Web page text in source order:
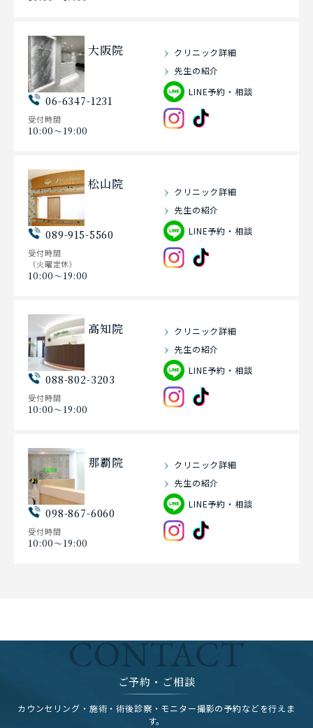
大阪院
06-6347-1231
受付時間
10:00〜19:00
クリニック詳細
先生の紹介
LINE予約・相談
松山院
089-915-5560
受付時間
（火曜定休）
10:00〜19:00
クリニック詳細
先生の紹介
LINE予約・相談
高知院
088-802-3203
受付時間
10:00〜19:00
クリニック詳細
先生の紹介
LINE予約・相談
那覇院
098-867-6060
受付時間
10:00〜19:00
クリニック詳細
先生の紹介
LINE予約・相談
CONTACT
ご予約・ご相談
カウンセリング・施術・術後診察・モニター撮影の予約などを行えま
す。